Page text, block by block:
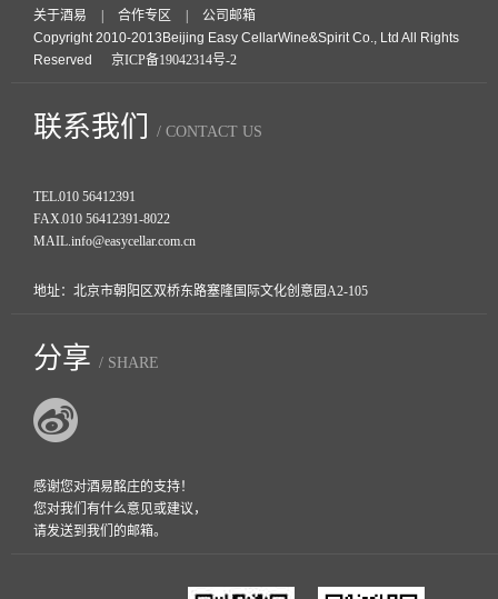
关于酒易 合作专区
公司邮箱
Copyright 2010-2013Beijing Easy CellarWine&Spirit Co., Ltd All Rights
Reserved
京ICP备19042314号-2
联系我们 / CONTACT US
TEL.010 56412391
FAX.010 56412391-8022
MAIL.info@easycellar.com.cn
地址：北京市朝阳区双桥东路塞隆国际文化创意园A2-105
分享 / SHARE
感谢您对酒易酩庄的支持！
您对我们有什么意见或建议，
请发送到我们的邮箱。